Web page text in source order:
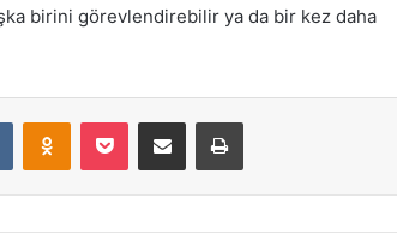
birini görevlendirebilir ya da bir kez daha
VKontakteOdnoklassniki
Pocket E-Posta ile paylaş Yazdır